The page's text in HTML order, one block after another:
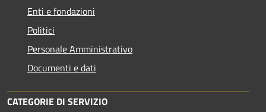
Enti e fondazioni
Politici
Personale Amministrativo
Documenti e dati
CATEGORIE DI SERVIZIO